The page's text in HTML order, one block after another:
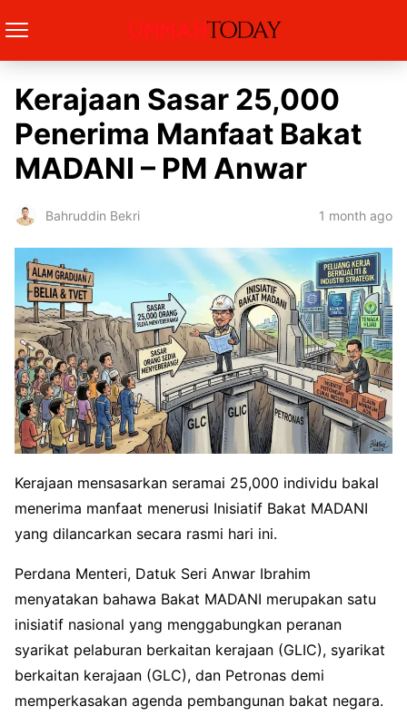
Kerajaan Sasar 25,000
Penerima Manfaat Bakat
MADANI – PM Anwar
Bahruddin Bekri 1 month ago
Kerajaan mensasarkan seramai 25,000 individu bakal
menerima manfaat menerusi Inisiatif Bakat MADANI
yang dilancarkan secara rasmi hari ini.
Perdana Menteri, Datuk Seri Anwar Ibrahim
menyatakan bahawa Bakat MADANI merupakan satu
inisiatif nasional yang menggabungkan peranan
syarikat pelaburan berkaitan kerajaan (GLIC), syarikat
berkaitan kerajaan (GLC), dan Petronas demi
memperkasakan agenda pembangunan bakat negara.